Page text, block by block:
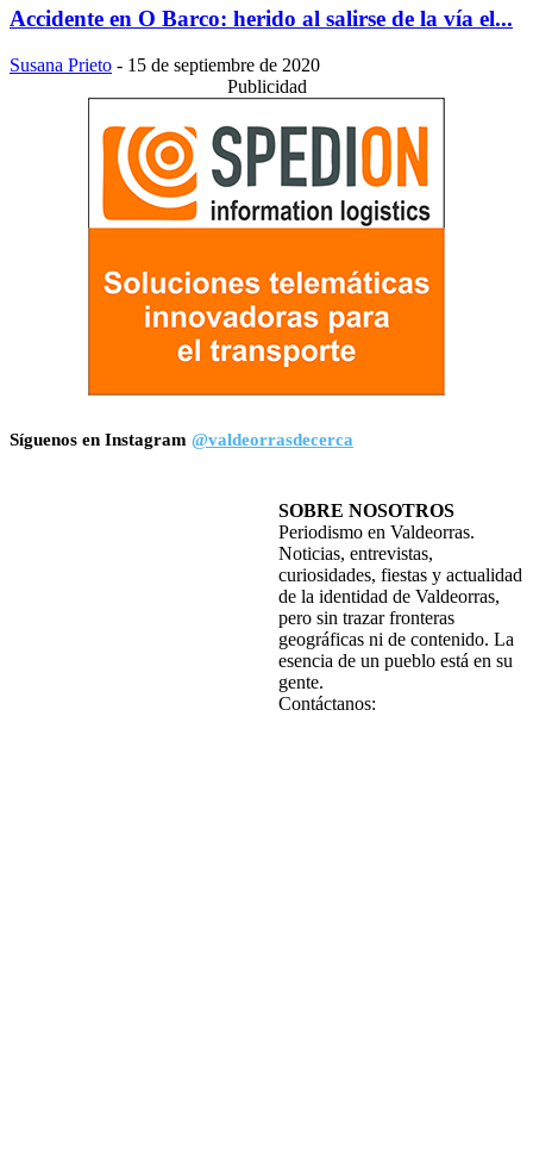
Accidente en O Barco: herido al salirse de la vía el...
Susana Prieto - 15 de septiembre de 2020
Publicidad
Síguenos en Instagram @valdeorrasdecerca
SOBRE NOSOTROS
Periodismo en Valdeorras.
Noticias, entrevistas,
curiosidades, fiestas y actualidad
de la identidad de Valdeorras,
pero sin trazar fronteras
geográficas ni de contenido. La
esencia de un pueblo está en su
gente.
Contáctanos: